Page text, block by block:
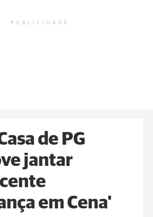
PUBLICIDADE
de PG
jantar
em Cena'